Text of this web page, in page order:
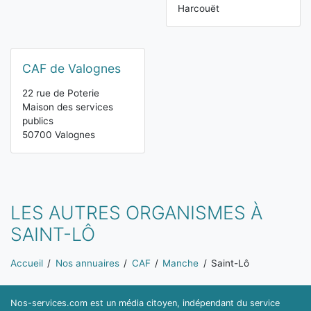
Harcouët
CAF de Valognes
22 rue de Poterie
Maison des services
publics
50700 Valognes
LES AUTRES ORGANISMES À
SAINT-LÔ
Vous êtes ici:
Accueil Nos annuaires CAF Manche Saint-Lô
Nos-services.com est un média citoyen, indépendant du service